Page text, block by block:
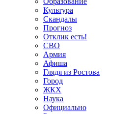
Культура
Скандалы
Прогноз
Отклик есть!
СВО
Армия
Афиша
Глядя из Ростова
Город
ЖКХ
Наука
Официально